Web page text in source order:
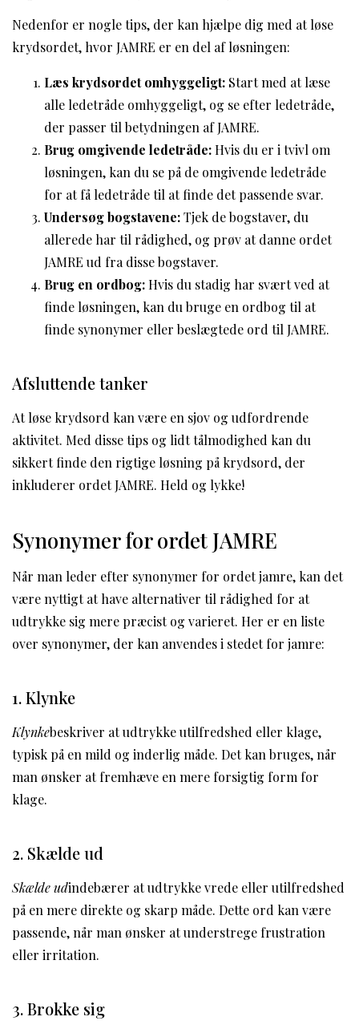
Nedenfor er nogle tips, der kan hjælpe dig med at løse
krydsordet, hvor JAMRE er en del af løsningen:
Læs krydsordet omhyggeligt: Start med at læse
alle ledetråde omhyggeligt, og se efter ledetråde,
der passer til betydningen af JAMRE.
Brug omgivende ledetråde:Hvis du er i tvivl om
løsningen, kan du se på de omgivende ledetråde
for at få ledetråde til at finde det passende svar.
Undersøg bogstavene:Tjek de bogstaver, du
allerede har til rådighed, og prøv at danne ordet
JAMRE ud fra disse bogstaver.
Brug en ordbog:Hvis du stadig har svært ved at
finde løsningen, kan du bruge en ordbog til at
finde synonymer eller beslægtede ord til JAMRE.
Afsluttende tanker
At løse krydsord kan være en sjov og udfordrende
aktivitet. Med disse tips og lidt tålmodighed kan du
sikkert finde den rigtige løsning på krydsord, der
inkluderer ordet JAMRE. Held og lykke!
Synonymer for ordet JAMRE
Når man leder efter synonymer for ordet jamre, kan det
være nyttigt at have alternativer til rådighed for at
udtrykke sig mere præcist og varieret. Her er en liste
over synonymer, der kan anvendes i stedet for jamre:
1. Klynke
Klynkebeskriver at udtrykke utilfredshed eller klage,
typisk på en mild og inderlig måde. Det kan bruges, når
man ønsker at fremhæve en mere forsigtig form for
klage.
2. Skælde ud
Skælde udindebærer at udtrykke vrede eller utilfredshed
på en mere direkte og skarp måde. Dette ord kan være
passende, når man ønsker at understrege frustration
eller irritation.
3. Brokke sig